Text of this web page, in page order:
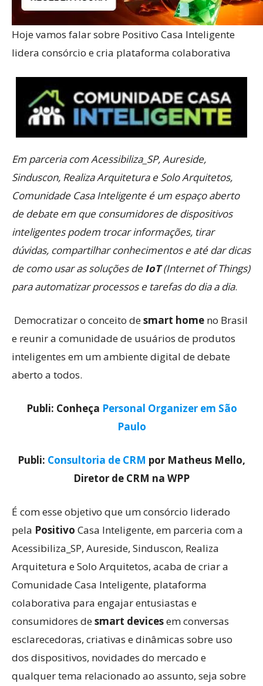
Hoje vamos falar sobre Positivo Casa Inteligente
lidera consórcio e cria plataforma colaborativa
Em parceria com Acessibiliza_SP, Aureside,
Sinduscon, Realiza Arquitetura e Solo Arquitetos,
Comunidade Casa Inteligente é um espaço aberto
de debate em que consumidores de dispositivos
inteligentes podem trocar informações, tirar
dúvidas, compartilhar conhecimentos e até dar dicas
de como usar as soluções de IoT(Internet of Things)
para automatizar processos e tarefas do dia a dia.
Democratizar o conceito desmart home no Brasil
e reunir a comunidade de usuários de produtos
inteligentes em um ambiente digital de debate
aberto a todos.
Publi: Conheça Personal Organizer em São
Paulo
Publi: Consultoria de CRM por Matheus Mello,
Diretor de CRM na WPP
É com esse objetivo que um consórcio liderado
pela Positivo Casa Inteligente, em parceria com a
Acessibiliza_SP, Aureside, Sinduscon, Realiza
Arquitetura e Solo Arquitetos, acaba de criar a
Comunidade Casa Inteligente, plataforma
colaborativa para engajar entusiastas e
consumidores desmart devicesem conversas
esclarecedoras, criativas e dinâmicas sobre uso
dos dispositivos, novidades do mercado e
qualquer tema relacionado ao assunto, seja sobre